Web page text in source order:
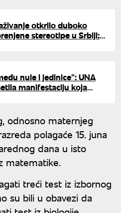
otkrilo duboko
stereotipe u Srbiji:
nule i jedinice": UNA
manifestaciju koja
odnosno maternjeg
polagaće 15. juna
dana u isto
matematike.
treći test iz izbornog
su bili u obavezi da